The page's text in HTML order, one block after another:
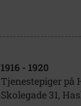
1916 - 1920
Tjenestepiger på
Skolegade 31,